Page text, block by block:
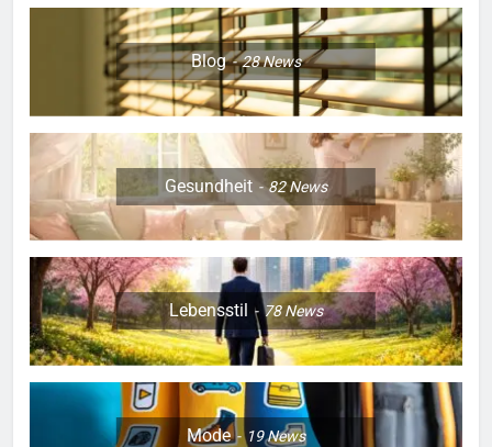
in diesem Jahr.
MODE
Blog 28News
Gesundheit 82News
Lebensstil 78News
Mode 19News